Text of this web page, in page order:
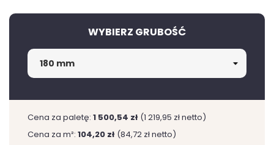
WYBIERZ GRUBOŚĆ
Cena za paletę: 1 500,54 zł (1 219,95 zł netto)
Cena za m²: 104,20 zł (84,72 zł netto)